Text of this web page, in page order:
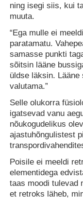
ning isegi siis, kui
muuta.
“Ega mulle ei
paratamatu.
samasse punkti
sõitsin lääne
üldse läksin.
valutama.”
Selle olukorra
igatsevad vanu
nõukogudelikus
ajastuhõngulistest
Poisile ei meeldi
elementidega
taas moodi tulevad
et retroks läheb,